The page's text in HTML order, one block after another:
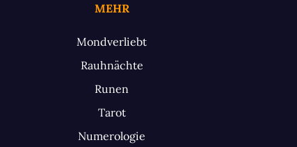
MEHR
Mondverliebt
Rauhnächte
Runen
Tarot
Numerologie